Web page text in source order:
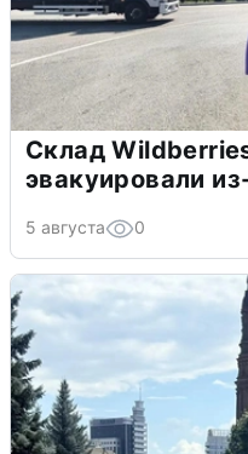
Склад
эвакуировали
5 августа 0